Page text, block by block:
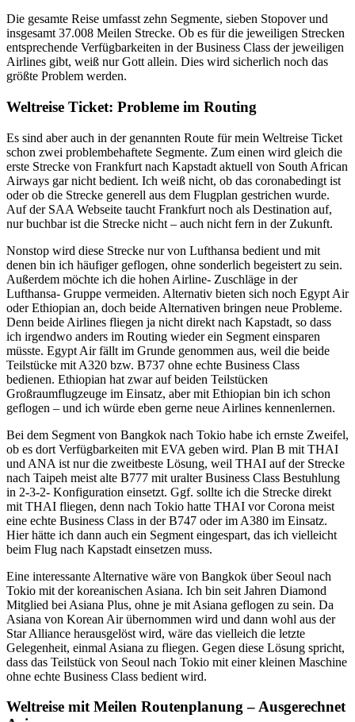
Die gesamte Reise umfasst zehn Segmente, sieben Stopover und
insgesamt 37.008 Meilen Strecke. Ob es für die jeweiligen Strecken
entsprechende Verfügbarkeiten in der Business Class der jeweiligen
Airlines gibt, weiß nur Gott allein. Dies wird sicherlich noch das
größte Problem werden.
Weltreise Ticket: Probleme im Routing
Es sind aber auch in der genannten Route für mein Weltreise Ticket
schon zwei problembehaftete Segmente. Zum einen wird gleich die
erste Strecke von Frankfurt nach Kapstadt aktuell von South African
Airways gar nicht bedient. Ich weiß nicht, ob das coronabedingt ist
oder ob die Strecke generell aus dem Flugplan gestrichen wurde.
Auf der SAA Webseite taucht Frankfurt noch als Destination auf,
nur buchbar ist die Strecke nicht – auch nicht fern in der Zukunft.
Nonstop wird diese Strecke nur von Lufthansa bedient und mit
denen bin ich häufiger geflogen, ohne sonderlich begeistert zu sein.
Außerdem möchte ich die hohen Airline- Zuschläge in der
Lufthansa- Gruppe vermeiden. Alternativ bieten sich noch Egypt Air
oder Ethiopian an, doch beide Alternativen bringen neue Probleme.
Denn beide Airlines fliegen ja nicht direkt nach Kapstadt, so dass
ich irgendwo anders im Routing wieder ein Segment einsparen
müsste. Egypt Air fällt im Grunde genommen aus, weil die beide
Teilstücke mit A320 bzw. B737 ohne echte Business Class
bedienen. Ethiopian hat zwar auf beiden Teilstücken
Großraumflugzeuge im Einsatz, aber mit Ethiopian bin ich schon
geflogen – und ich würde eben gerne neue Airlines kennenlernen.
Bei dem Segment von Bangkok nach Tokio habe ich ernste Zweifel,
ob es dort Verfügbarkeiten mit EVA geben wird. Plan B mit THAI
und ANA ist nur die zweitbeste Lösung, weil THAI auf der Strecke
nach Taipeh meist alte B777 mit uralter Business Class Bestuhlung
in 2-3-2- Konfiguration einsetzt. Ggf. sollte ich die Strecke direkt
mit THAI fliegen, denn nach Tokio hatte THAI vor Corona meist
eine echte Business Class in der B747 oder im A380 im Einsatz.
Hier hätte ich dann auch ein Segment eingespart, das ich vielleicht
beim Flug nach Kapstadt einsetzen muss.
Eine interessante Alternative wäre von Bangkok über Seoul nach
Tokio mit der koreanischen Asiana. Ich bin seit Jahren Diamond
Mitglied bei Asiana Plus, ohne je mit Asiana geflogen zu sein. Da
Asiana von Korean Air übernommen wird und dann wohl aus der
Star Alliance herausgelöst wird, wäre das vielleich die letzte
Gelegenheit, einmal Asiana zu fliegen. Gegen diese Lösung spricht,
dass das Teilstück von Seoul nach Tokio mit einer kleinen Maschine
ohne echte Business Class bedient wird.
Weltreise mit Meilen Routenplanung – Ausgerechnet